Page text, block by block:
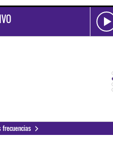
frecuencias